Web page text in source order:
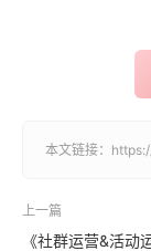
本文链接：
上一篇
《社群运营&活动